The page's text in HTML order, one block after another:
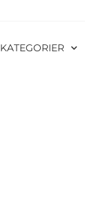
KATEGORIER